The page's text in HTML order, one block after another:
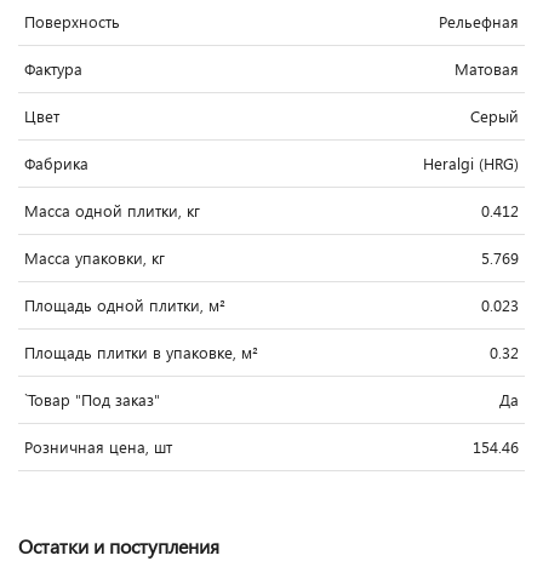
Поверхность Рельефная
Фактура Матовая
Цвет Серый
Фабрика Heralgi (HRG)
Масса одной плитки, кг 0.412
Масса упаковки, кг 5.769
Площадь одной плитки, м² 0.023
Площадь плитки в упаковке, м² 0.32
`Товар "Под заказ" Да
Розничная цена, шт 154.46
Остатки и поступления